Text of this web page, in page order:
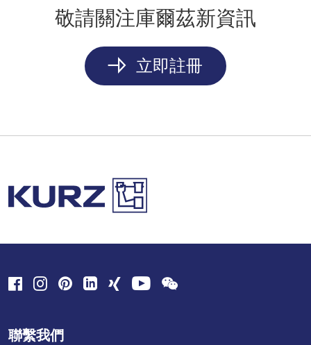
敬請關注庫爾茲新資訊
立即註冊
聯繫我們